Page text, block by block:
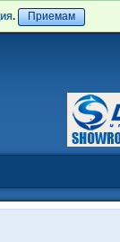
. Приемам